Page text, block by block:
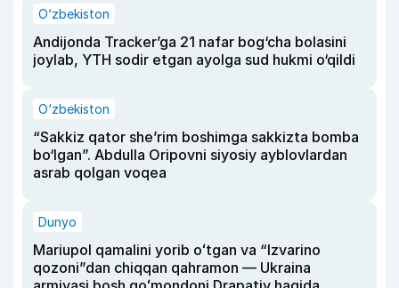
O‘zbekiston
Andijonda Tracker’ga 21 nafar bog‘cha bolasini
joylab, YTH sodir etgan ayolga sud hukmi o‘qildi
O‘zbekiston
“Sakkiz qator she’rim boshimga sakkizta bomba
bo‘lgan”. Abdulla Oripovni siyosiy ayblovlardan
asrab qolgan voqea
Dunyo
Mariupol qamalini yorib oʻtgan va “Izvarino
qozoni”dan chiqqan qahramon — Ukraina